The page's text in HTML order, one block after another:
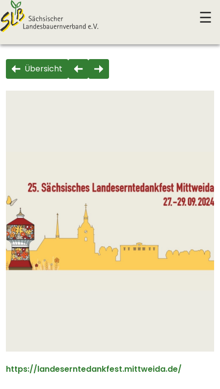
☰
Übersicht
https://landeserntedankfest.mittweida.de/